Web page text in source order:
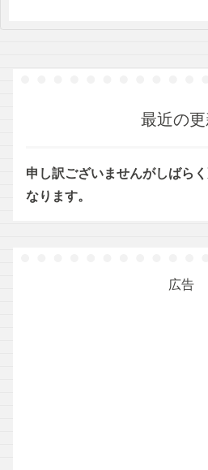
最近の
申し訳ございませんがしばら
なります。
広告